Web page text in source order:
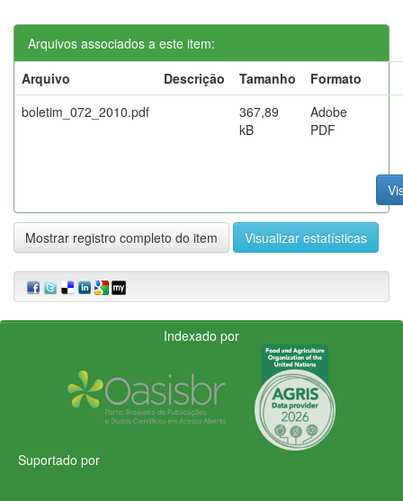
Arquivos associados a este item:
Arquivo
Descrição Tamanho
Formato
boletim_072_2010.pdf
367,89
kB
Adobe
PDF
Mostrar registro completo do item Visualizar estatísticas
Indexado por
Suportado por